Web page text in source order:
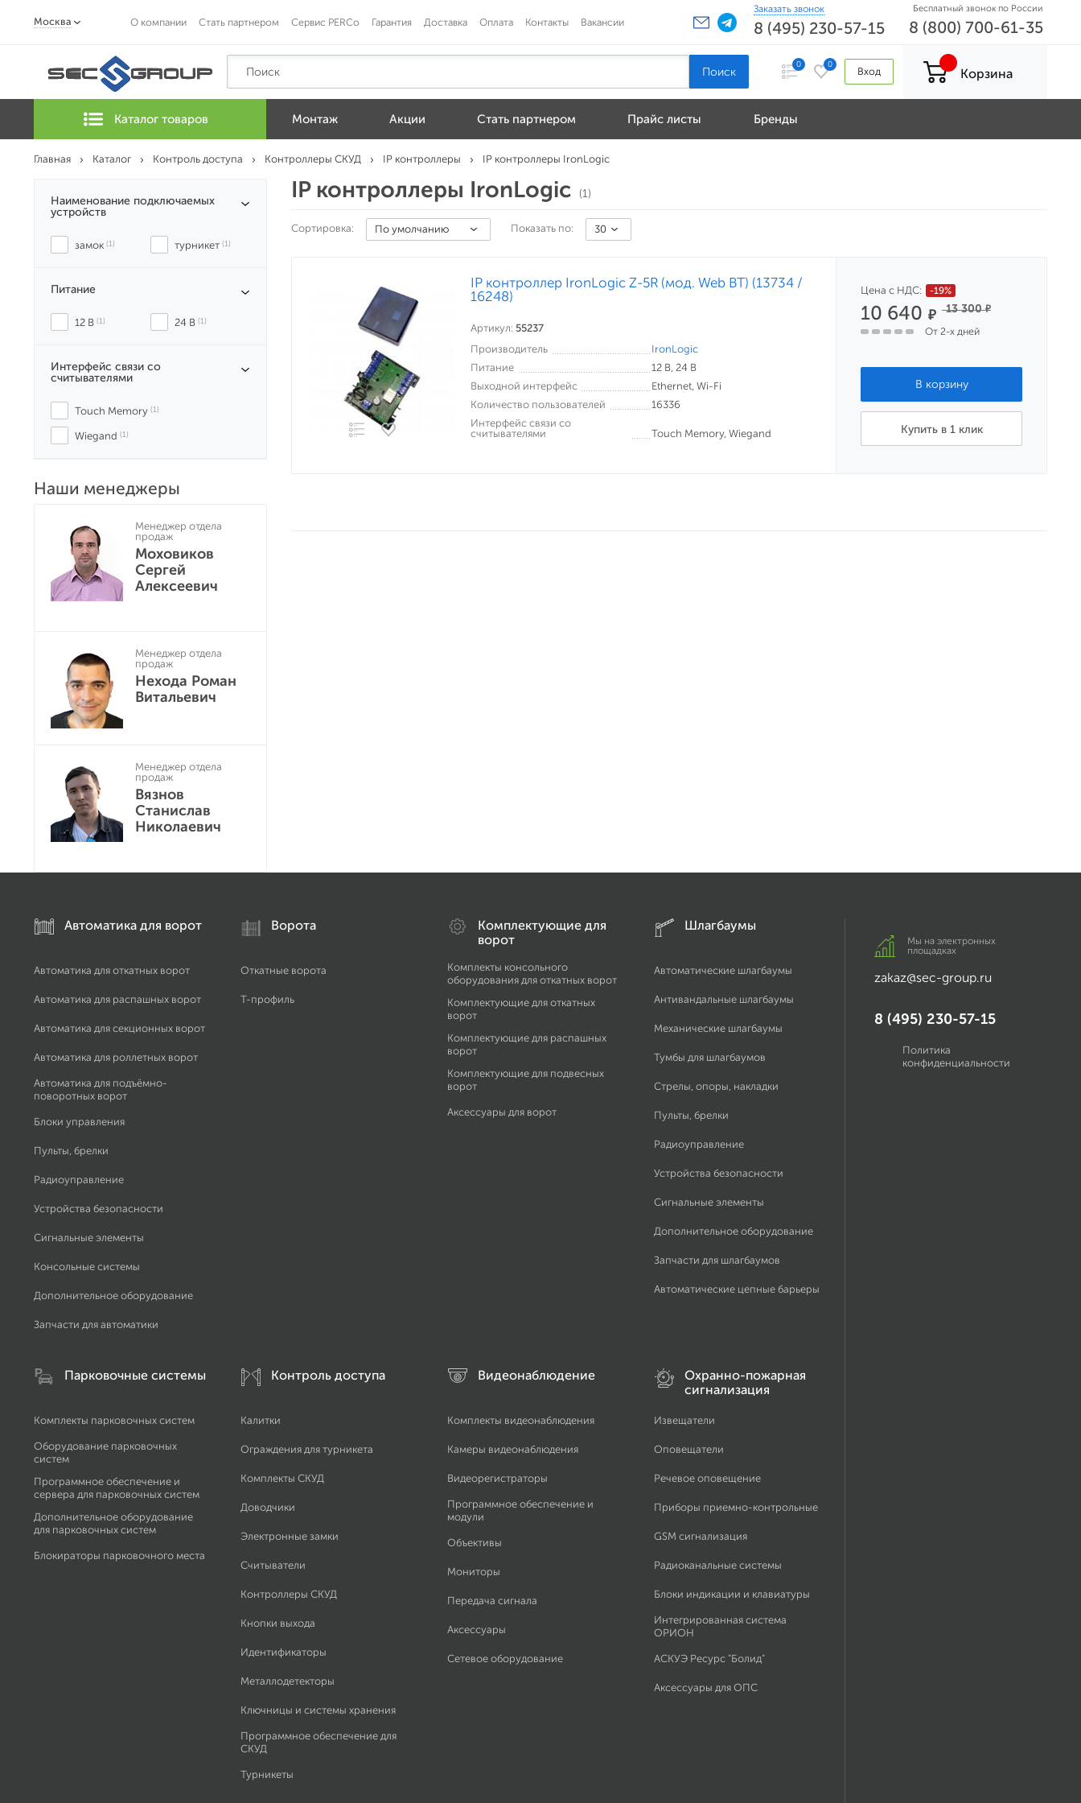
Москва О компании Стать партнером Сервис PERCo Гарантия Доставка Оплата Контакты Вакансии
Заказать звонок
8 (495) 230-57-15
Бесплатный звонок по России
8 (800) 700-61-35
0 0
Вход Корзина
Каталог товаров Монтаж Акции Стать партнером Прайс листы Бренды
Главная Каталог Контроль доступа Контроллеры СКУД IP контроллеры IP контроллеры IronLogic
Наименование подключаемых
устройств
замок (1) турникет (1)
Питание
12 В (1) 24 В (1)
Интерфейс связи со
считывателями
Touch Memory (1)
Wiegand (1)
Наши менеджеры
Менеджер отдела
продаж
Моховиков
Сергей
Алексеевич
Менеджер отдела
продаж
Нехода Роман
Витальевич
Менеджер отдела
продаж
Вязнов
Станислав
Николаевич
IP контроллеры IronLogic (1)
Сортировка: По умолчанию Показать по: 30
IP контроллер IronLogic Z-5R (мод. Web BT) (13734 /
16248)
Артикул: 55237
Производитель
IronLogic
Питание
12 В, 24 В
Выходной интерфейс
Ethernet, Wi-Fi
Количество пользователей
16336
Интерфейс связи со
считывателями
Touch Memory, Wiegand
Цена с НДС: -19%
10 640₽ 13 300₽
От 2-х дней
Купить в 1 клик
Автоматика для ворот
Автоматика для откатных ворот
Автоматика для распашных ворот
Автоматика для секционных ворот
Автоматика для роллетных ворот
Автоматика для подъёмно-
поворотных ворот
Блоки управления
Пульты, брелки
Радиоуправление
Устройства безопасности
Сигнальные элементы
Консольные системы
Дополнительное оборудование
Запчасти для автоматики
Ворота
Откатные ворота
Т-профиль
Комплектующие для
ворот
Комплекты консольного
оборудования для откатных ворот
Комплектующие для откатных
ворот
Комплектующие для распашных
ворот
Комплектующие для подвесных
ворот
Аксессуары для ворот
Шлагбаумы
Автоматические шлагбаумы
Антивандальные шлагбаумы
Механические шлагбаумы
Тумбы для шлагбаумов
Стрелы, опоры, накладки
Пульты, брелки
Радиоуправление
Устройства безопасности
Сигнальные элементы
Дополнительное оборудование
Запчасти для шлагбаумов
Автоматические цепные барьеры
Парковочные системы
Комплекты парковочных систем
Оборудование парковочных
систем
Программное обеспечение и
сервера для парковочных систем
Дополнительное оборудование
для парковочных систем
Блокираторы парковочного места
Контроль доступа
Калитки
Ограждения для турникета
Комплекты СКУД
Доводчики
Электронные замки
Считыватели
Контроллеры СКУД
Кнопки выхода
Идентификаторы
Металлодетекторы
Ключницы и системы хранения
Программное обеспечение для
СКУД
Турникеты
Видеонаблюдение
Комплекты видеонаблюдения
Камеры видеонаблюдения
Видеорегистраторы
Программное обеспечение и
модули
Объективы
Мониторы
Передача сигнала
Аксессуары
Сетевое оборудование
Охранно-пожарная
сигнализация
Извещатели
Оповещатели
Речевое оповещение
Приборы приемно-контрольные
GSM сигнализация
Радиоканальные системы
Блоки индикации и клавиатуры
Интегрированная система
ОРИОН
АСКУЭ Ресурс "Болид"
Аксессуары для ОПС
Мы на электронных
площадках
zakaz@sec-group.ru
8 (495) 230-57-15
Политика
конфиденциальности